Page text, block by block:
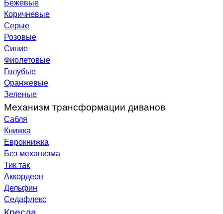
Коричневые
Серые
Розовые
Синие
Фиолетовые
Голубые
Оранжевые
Зеленые
Механизм трансформации диванов
Сабля
Книжка
Еврокнижка
Без механизма
Тик так
Аккордеон
Дельфин
Седафлекс
Кресла